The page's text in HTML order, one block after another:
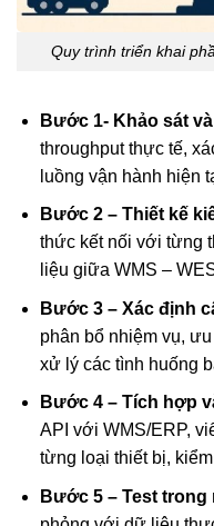
Quy trình triển khai
Bước 1- Khảo sát
throughput thực tế,
luồng vận hành hiện
Bước 2 – Thiết kế
thức kết nối với từng
liệu giữa WMS –
Bước 3 – Xác định
phân bổ nhiệm vụ,
xử lý các tình huống
Bước 4 – Tích hợp
API với WMS/ERP,
từng loại thiết bị,
Bước 5 – Test